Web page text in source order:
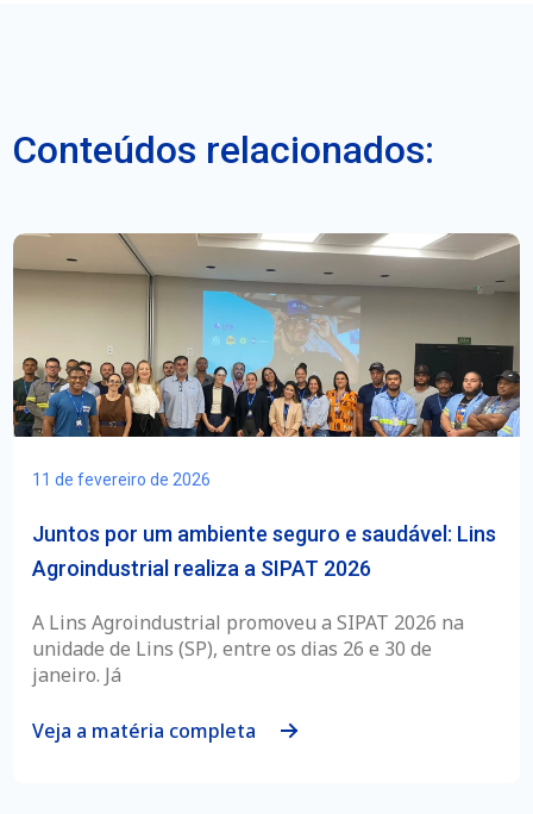
Conteúdos relacionados:
Juntos por um ambiente seguro e saudável: Lins
Agroindustrial realiza a SIPAT 2026
11 de fevereiro de 2026
A Lins Agroindustrial promoveu a SIPAT 2026 na
unidade de Lins (SP), entre os dias 26 e 30 de
janeiro. Já
Veja a matéria completa